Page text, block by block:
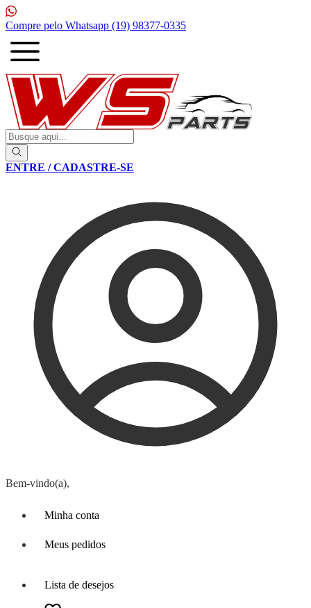
1ª Compra com 10% de desconto
ENTRE / CADASTRE-SE
Bem-vindo(a),
Minha conta
Meus pedidos
Lista de desejos